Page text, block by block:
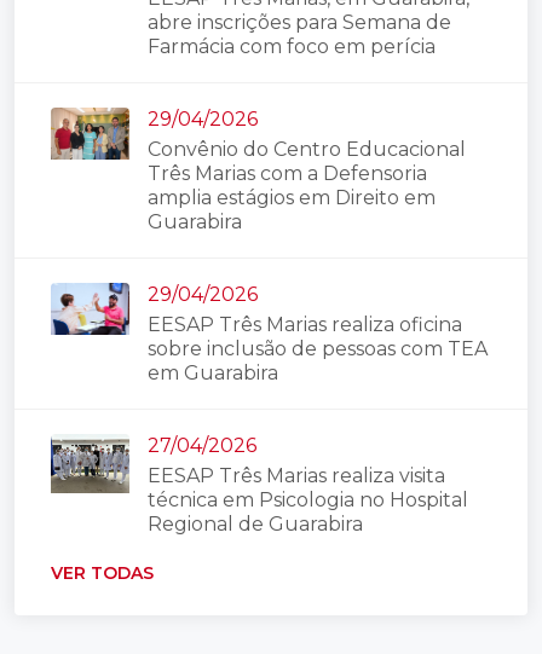
abre inscrições para Semana de
Farmácia com foco em perícia
29/04/2026
Convênio do Centro Educacional
Três Marias com a Defensoria
amplia estágios em Direito em
Guarabira
29/04/2026
EESAP Três Marias realiza oficina
sobre inclusão de pessoas com TEA
em Guarabira
27/04/2026
EESAP Três Marias realiza visita
técnica em Psicologia no Hospital
Regional de Guarabira
VER TODAS